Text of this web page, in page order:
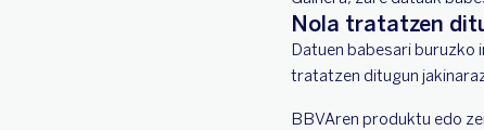
Nola tratatzen
Datuen babesari buruzko
tratatzen ditugun
BBVAren produktu edo